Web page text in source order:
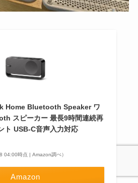
Home Bluetooth Speaker ワ
スピーカー 最長9時間連続再
ト USB-C音声入力対応
04:00時点 | Amazon調べ）
Amazon